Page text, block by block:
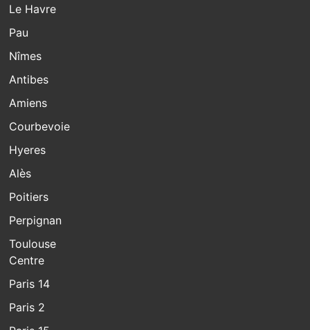
Le Havre
Pau
Nîmes
Antibes
Amiens
Courbevoie
Hyeres
Alès
Poitiers
Perpignan
Toulouse
Centre
Paris 14
Paris 2